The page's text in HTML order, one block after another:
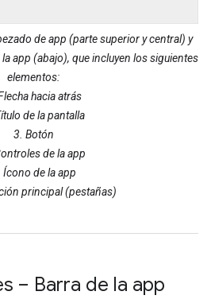
de app (parte superior y central) y
app (abajo), que incluyen los siguientes
elementos:
hacia atrás
de la pantalla
3. Botón
de la app
Ícono de la app
principal (pestañas)
– Barra de la app